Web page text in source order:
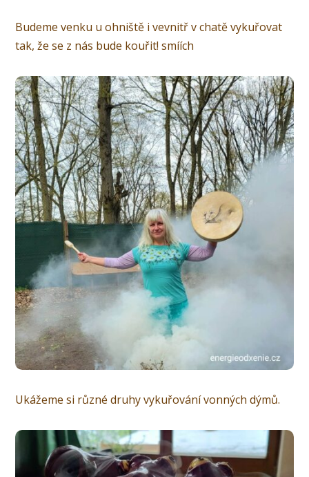
Budeme venku u ohniště i vevnitř v chatě vykuřovat
tak, že se z nás bude kouřit! smíích
Ukážeme si různé druhy vykuřování vonných dýmů.